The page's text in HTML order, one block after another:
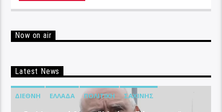
Now on air
Latest News
ΔΙΕΘΝΉ ΕΛΛΆΔΑ ΠΟΛΙΤΙΚΉ ΣΑΧΊΝΗΣ